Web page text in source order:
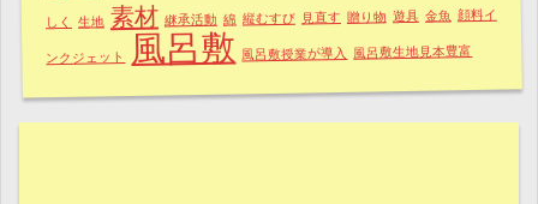
しく 生地 素材 継承活動 綿 縦むすび 見直す 贈り物 遊具 金魚 顔料イ
ンクジェット 風呂敷 風呂敷授業が導入 風呂敷生地見本豊富